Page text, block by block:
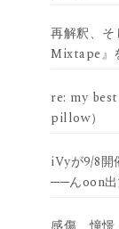
再解釈、
Mixtape』
re: my
pillow）
iVyが9/8開
──んoon